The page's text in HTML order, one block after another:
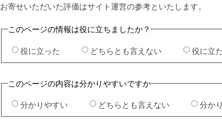
お寄せいただいた評価はサイト運営の参考といたします。
このページの情報は役に立ちましたか？
役に立った
どちらとも言えない 役に立
このページの内容は分かりやすいですか
分かりやすい
どちらとも言えない 分か